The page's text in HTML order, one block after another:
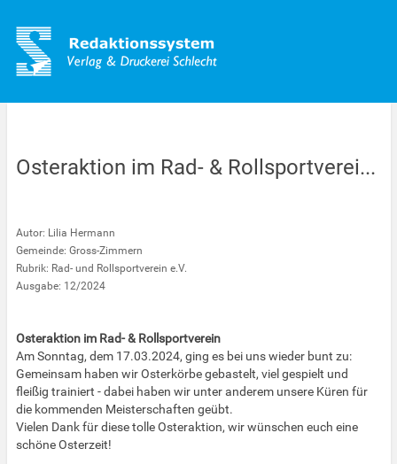
Osteraktion im Rad- & Rollsportverei...
Autor: Lilia Hermann
Gemeinde: Gross-Zimmern
Rubrik: Rad- und Rollsportverein e.V.
Ausgabe: 12/2024
Osteraktion im Rad- & Rollsportverein
Am Sonntag, dem 17.03.2024, ging es bei uns wieder bunt zu:
Gemeinsam haben wir Osterkörbe gebastelt, viel gespielt und
fleißig trainiert - dabei haben wir unter anderem unsere Küren für
die kommenden Meisterschaften geübt.
Vielen Dank für diese tolle Osteraktion, wir wünschen euch eine
schöne Osterzeit!